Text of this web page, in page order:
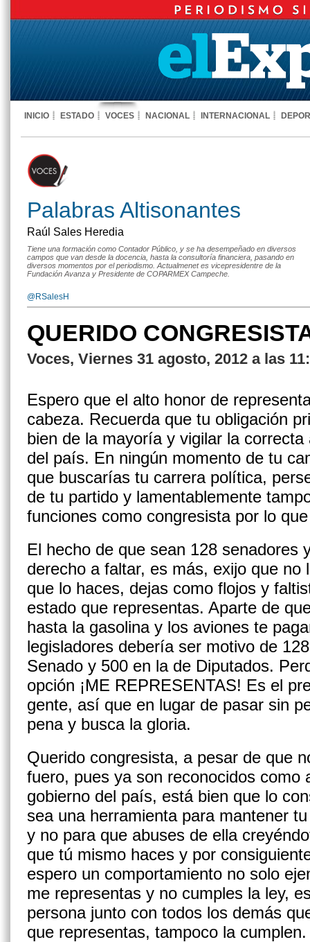
INICIO ESTADO VOCES NACIONAL INTERNACIONAL
Palabras Altisonantes
Raúl Sales Heredia
Tiene una formación como Contador Público, y se ha desempeñado en diversos
campos que van desde la docencia, hasta la consultoría financiera, pasando en
diversos momentos por el periodismo. Actualmenet es vicepresidentre de la
Fundación Avanza y Presidente de COPARMEX Campeche.
@RSalesH
QUERIDO
Voces, Viernes 31 agosto, 2012 a las
Espero que el alto honor de
cabeza. Recuerda que tu obligación
bien de la mayoría y vigilar la
del país. En ningún momento de tu
que buscarías tu carrera política,
de tu partido y lamentablemente
funciones como congresista por lo
El hecho de que sean 128 senadores
derecho a faltar, es más, exijo que no
que lo haces, dejas como flojos y
estado que representas. Aparte de
hasta la gasolina y los aviones te
legisladores de­bería ser motivo de
Senado y 500 en la de Diputados.
opción ¡ME REPRESENTAS! Es el
gente, así que en lugar de pasar sin
pena y busca la gloria.
Querido congresista, a pesar de que
fuero, pues ya son reconocidos como
gobierno del país, está bien que lo
sea una herramien­ta para mantener
y no para que abuses de ella
que tú mismo haces y por
espero un comportamiento no so­lo
me representas y no cumples la ley,
persona junto con todos los demás
que representas, tampoco la cumplen.